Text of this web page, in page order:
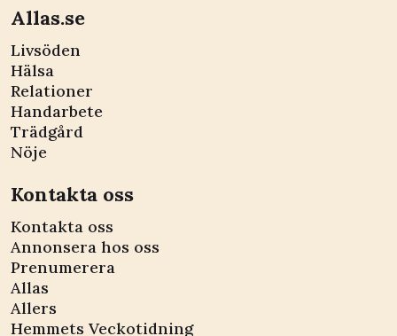
Allas.se
Livsöden
Hälsa
Relationer
Handarbete
Trädgård
Nöje
Kontakta oss
Kontakta oss
Annonsera hos oss
Prenumerera
Allas
Allers
Hemmets Veckotidning